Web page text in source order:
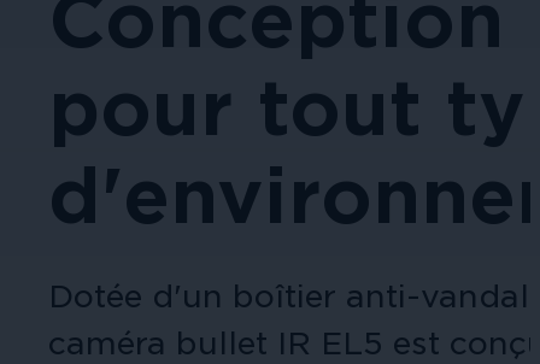
Conception
pour tout
Dotée d'un boîtier anti-
caméra bullet IR EL5 est